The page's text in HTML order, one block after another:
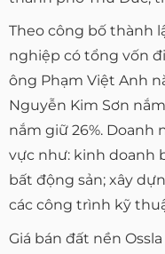
Theo công bố thành
nghiệp có tổng vốn
ông Phạm Việt Anh
Nguyễn Kim Sơn
nắm giữ 26%.
vực như: kinh doanh
bất động sản; xây
các công trình kỹ
Giá bán đất nền